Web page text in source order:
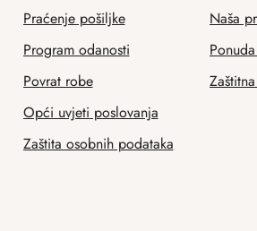
Praćenje pošiljke
Program odanosti
Povrat robe
Opći uvjeti poslovanja
Zaštita osobnih podataka
Naša